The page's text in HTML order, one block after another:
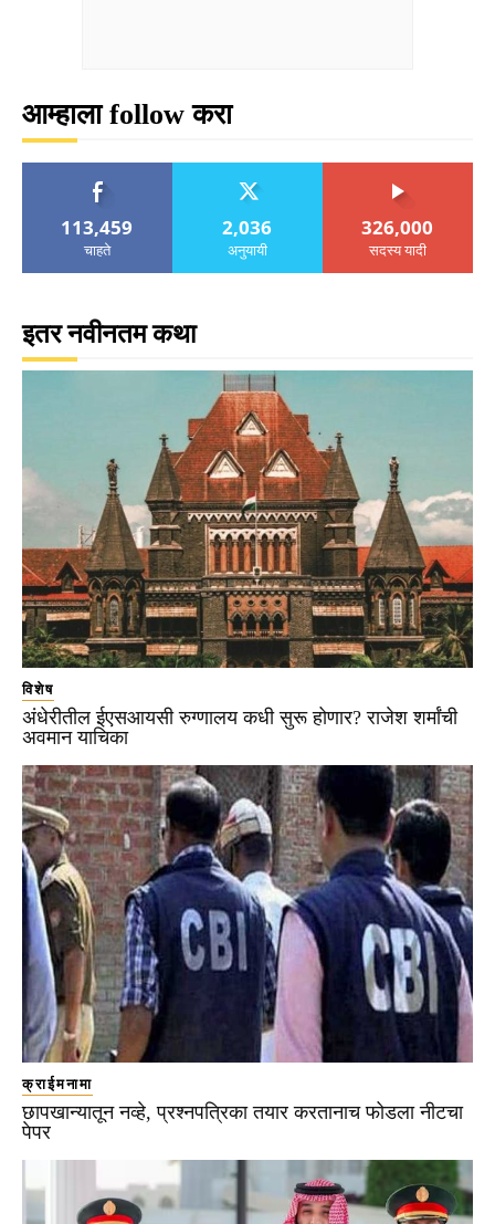
आम्हाला follow करा
113,459
चाहते
2,036
अनुयायी
326,000
सदस्य यादी
इतर नवीनतम कथा
विशेष
अंधेरीतील ईएसआयसी रुग्णालय कधी सुरू होणार? राजेश शर्मांची
अवमान याचिका
क्राईमनामा
छापखान्यातून नव्हे, प्रश्नपत्रिका तयार करतानाच फोडला नीटचा
पेपर